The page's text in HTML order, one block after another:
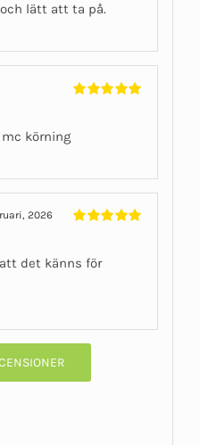
lätt att ta på.
körning
2026
det känns för